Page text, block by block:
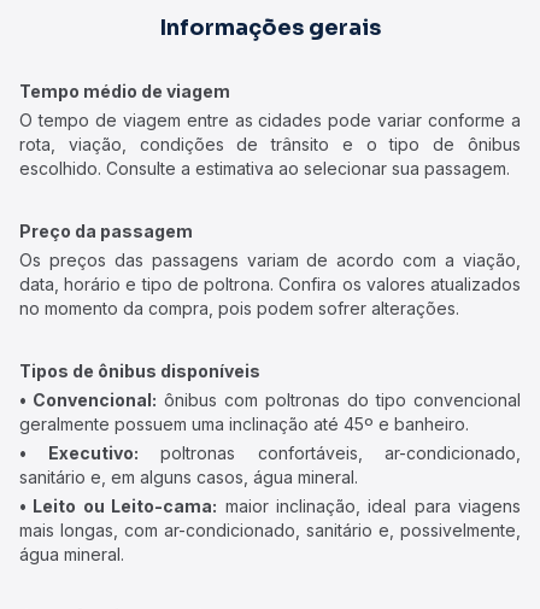
Informações gerais
Tempo médio de viagem
O tempo de viagem entre as cidades pode variar conforme a
rota, viação, condições de trânsito e o tipo de ônibus
escolhido. Consulte a estimativa ao selecionar sua passagem.
Preço da passagem
Os preços das passagens variam de acordo com a viação,
data, horário e tipo de poltrona. Confira os valores atualizados
no momento da compra, pois podem sofrer alterações.
Tipos de ônibus disponíveis
• Convencional: ônibus com poltronas do tipo convencional
geralmente possuem uma inclinação até 45º e banheiro.
• Executivo: poltronas confortáveis, ar-condicionado,
sanitário e, em alguns casos, água mineral.
• Leito ou Leito-cama: maior inclinação, ideal para viagens
mais longas, com ar-condicionado, sanitário e, possivelmente,
água mineral.